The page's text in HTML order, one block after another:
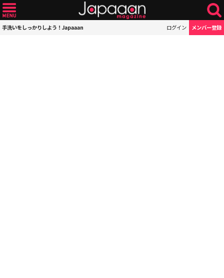
手洗いをしっかりしよう！Japaaan ログイン メンバー登録